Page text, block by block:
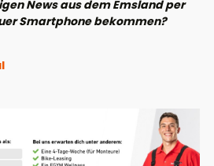
News aus dem Emsland per
Smartphone bekommen?